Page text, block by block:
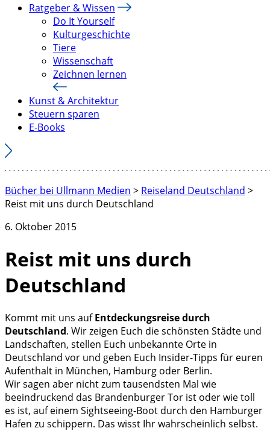
Ratgeber & Wissen
Do It Yourself
Kulturgeschichte
Tiere
Wissenschaft
Zeichnen lernen
Kunst & Architektur
Steuern sparen
E-Books
Bücher bei Ullmann Medien > Reiseland Deutschland >
Reist mit uns durch Deutschland
6. Oktober 2015
Reist mit uns durch
Deutschland
Kommt mit uns aufEntdeckungsreise durch
Deutschland. Wir zeigen Euch die schönsten Städte und
Landschaften, stellen Euch unbekannte Orte in
Deutschland vor und geben Euch Insider-Tipps für euren
Aufenthalt in München, Hamburg oder Berlin.
Wir sagen aber nicht zum tausendsten Mal wie
beeindruckend das Brandenburger Tor ist oder wie toll
es ist, auf einem Sightseeing-Boot durch den Hamburger
Hafen zu schippern. Das wisst Ihr wahrscheinlich selbst.